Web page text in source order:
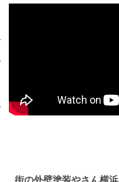
街の外壁塗装やさん横